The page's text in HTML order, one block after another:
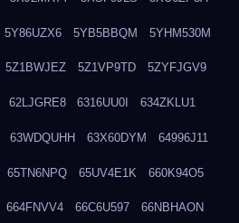
5Y86UZX6 5YB5BBQM 5YHM530M
5Z1BWJEZ 5Z1VP9TD 5ZYFJGV9
62LJGRE8 6316UU0I 634ZKLU1
63WDQUHH 63X60DYM 64996J11
65TN6NPQ 65UV4E1K 660K94O5
664FNVV4 66C6U597 66NBHAON